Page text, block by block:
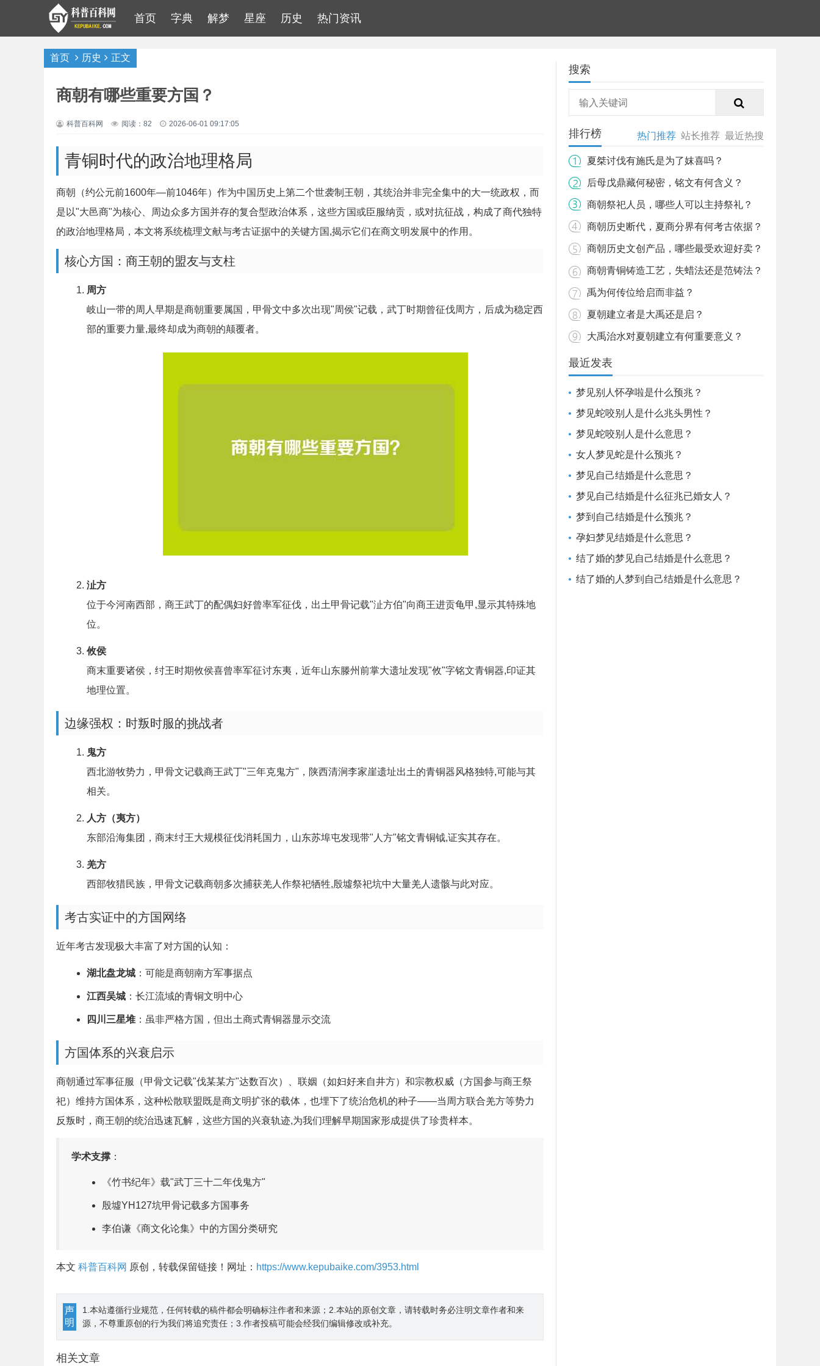
首页 字典 解梦 星座 历史 热门资讯
首页 历史 正文
商朝有哪些重要方国？
科普百科网 阅读：82 2026-06-01 09:17:05
青铜时代的政治地理格局
商朝（约公元前1600年—前1046年）作为中国历史上第二个世袭制王朝，其统治并非完全集中的大一统政权，而
是以"大邑商"为核心、周边众多方国并存的复合型政治体系，这些方国或臣服纳贡，或对抗征战，构成了商代独特
的政治地理格局，本文将系统梳理文献与考古证据中的关键方国,揭示它们在商文明发展中的作用。
核心方国：商王朝的盟友与支柱
周方
岐山一带的周人早期是商朝重要属国，甲骨文中多次出现"周侯"记载，武丁时期曾征伐周方，后成为稳定西
部的重要力量,最终却成为商朝的颠覆者。
沚方
位于今河南西部，商王武丁的配偶妇好曾率军征伐，出土甲骨记载"沚方伯"向商王进贡龟甲,显示其特殊地
位。
攸侯
商末重要诸侯，纣王时期攸侯喜曾率军征讨东夷，近年山东滕州前掌大遗址发现"攸"字铭文青铜器,印证其
地理位置。
边缘强权：时叛时服的挑战者
鬼方
西北游牧势力，甲骨文记载商王武丁"三年克鬼方"，陕西清涧李家崖遗址出土的青铜器风格独特,可能与其
相关。
人方（夷方）
东部沿海集团，商末纣王大规模征伐消耗国力，山东苏埠屯发现带"人方"铭文青铜钺,证实其存在。
羌方
西部牧猎民族，甲骨文记载商朝多次捕获羌人作祭祀牺牲,殷墟祭祀坑中大量羌人遗骸与此对应。
考古实证中的方国网络
近年考古发现极大丰富了对方国的认知：
湖北盘龙城 ：可能是商朝南方军事据点
江西吴城 ：长江流域的青铜文明中心
四川三星堆 ：虽非严格方国，但出土商式青铜器显示交流
方国体系的兴衰启示
商朝通过军事征服（甲骨文记载"伐某某方"达数百次）、联姻（如妇好来自井方）和宗教权威（方国参与商王祭
祀）维持方国体系，这种松散联盟既是商文明扩张的载体，也埋下了统治危机的种子——当周方联合羌方等势力
反叛时，商王朝的统治迅速瓦解，这些方国的兴衰轨迹,为我们理解早期国家形成提供了珍贵样本。
学术支撑 ：
《竹书纪年》载"武丁三十二年伐鬼方"
殷墟YH127坑甲骨记载多方国事务
李伯谦《商文化论集》中的方国分类研究
本文 科普百科网 原创，转载保留链接！网址： https://www.kepubaike.com/3953.html
声
明
1.本站遵循行业规范，任何转载的稿件都会明确标注作者和来源；2.本站的原创文章，请转载时务必注明文章作者和来
源，不尊重原创的行为我们将追究责任；3.作者投稿可能会经我们编辑修改或补充。
相关文章
搜索
排行榜 热门推荐 站长推荐 最近热搜
夏桀讨伐有施氏是为了妺喜吗？
后母戊鼎藏何秘密，铭文有何含义？
商朝祭祀人员，哪些人可以主持祭礼？
商朝历史断代，夏商分界有何考古依据？
商朝历史文创产品，哪些最受欢迎好卖？
商朝青铜铸造工艺，失蜡法还是范铸法？
禹为何传位给启而非益？
夏朝建立者是大禹还是启？
大禹治水对夏朝建立有何重要意义？
最近发表
梦见别人怀孕啦是什么预兆？
梦见蛇咬别人是什么兆头男性？
梦见蛇咬别人是什么意思？
女人梦见蛇是什么预兆？
梦见自己结婚是什么意思？
梦见自己结婚是什么征兆已婚女人？
梦到自己结婚是什么预兆？
孕妇梦见结婚是什么意思？
结了婚的梦见自己结婚是什么意思？
结了婚的人梦到自己结婚是什么意思？